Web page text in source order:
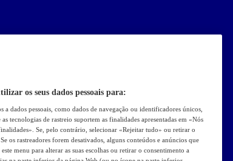
os seus dados pessoais para:
a dados pessoais, como dados de navegação ou identificadores únicos,
tecnologias de rastreio suportem as finalidades apresentadas em «Nós
Se, pelo contrário, selecionar «Rejeitar tudo» ou retirar o
os rastreadores forem desativados, alguns conteúdos e anúncios que
menu para alterar as suas escolhas ou retirar o consentimento a